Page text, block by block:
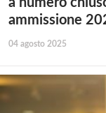
ammissione
04 agosto 2025